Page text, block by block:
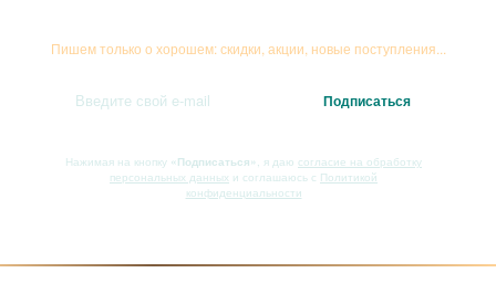
Пишем только о хорошем: скидки, акции, новые поступления...
Нажимая на кнопку «Подписаться» , я даю согласие на обработку
персональных данных и соглашаюсь с Политикой
конфиденциальности